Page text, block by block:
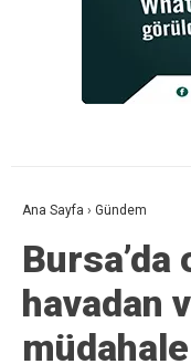
Ana Sayfa › Gündem
Bursa’da
havadan
müdahale